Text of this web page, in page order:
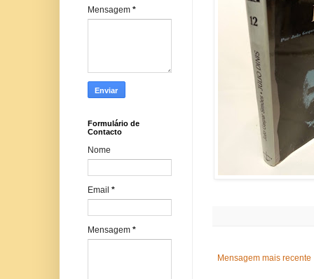
Mensagem mais recente
Mensagem *
Formulário de
Contacto
Nome
Email *
Mensagem *